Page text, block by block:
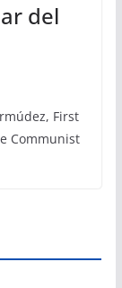
del
First
Communist